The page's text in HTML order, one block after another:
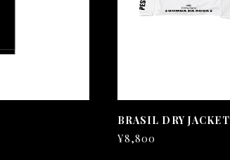
BRASIL DRY JACKET
¥8,800